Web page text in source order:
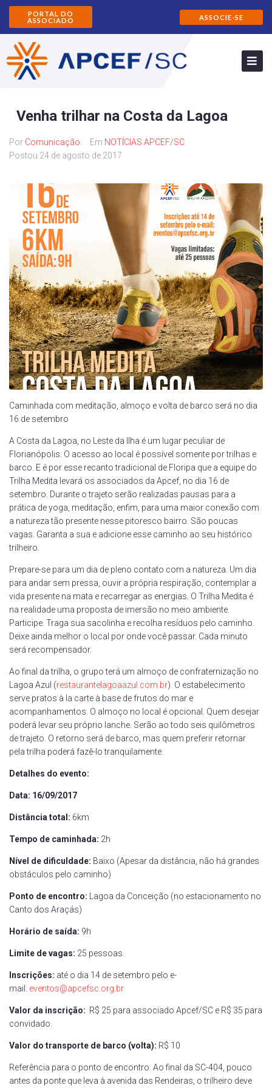
PORTAL DO
ASSOCIADO
ASSOCIE-SE
Venha trilhar na Costa da Lagoa
Por Comunicação Em NOTÍCIAS APCEF/SC
Postou 24 de agosto de 2017
Caminhada com meditação, almoço e volta de barco será no dia
16 de setembro
A Costa da Lagoa, no Leste da Ilha é um lugar peculiar de
Florianópolis. O acesso ao local é possível somente por trilhas e
barco. E é por esse recanto tradicional de Floripa que a equipe do
Trilha Medita levará os associados da Apcef, no dia 16 de
setembro. Durante o trajeto serão realizadas pausas para a
prática de yoga, meditação, enfim, para uma maior conexão com
a natureza tão presente nesse pitoresco bairro. São poucas
vagas. Garanta a sua e adicione esse caminho ao seu histórico
trilheiro.
Prepare-se para um dia de pleno contato com a natureza. Um dia
para andar sem pressa, ouvir a própria respiração, contemplar a
vida presente na mata e recarregar as energias. O Trilha Medita é
na realidade uma proposta de imersão no meio ambiente.
Participe. Traga sua sacolinha e recolha resíduos pelo caminho.
Deixe ainda melhor o local por onde você passar. Cada minuto
será recompensador.
Ao final da trilha, o grupo terá um almoço de confraternização no
Lagoa Azul (restaurantelagoaazul.com.br). O estabelecimento
serve pratos à la carte à base de frutos do mar e
acompanhamentos. O almoço no local é opcional. Quem desejar
poderá levar seu próprio lanche. Serão ao todo seis quilômetros
de trajeto. O retorno será de barco, mas quem preferir retornar
pela trilha poderá fazê-lo tranquilamente.
Detalhes do evento:
Data: 16/09/2017
Distância total: 6km
Tempo de caminhada: 2h
Nível de dificuldade: Baixo (Apesar da distância, não há grandes
obstáculos pelo caminho)
Ponto de encontro: Lagoa da Conceição (no estacionamento no
Canto dos Araçás)
Horário de saída: 9h
Limite de vagas: 25 pessoas.
Inscrições: até o dia 14 de setembro pelo e-
mail: eventos@apcefsc.org.br
Valor da inscrição: R$ 25 para associado Apcef/SC e R$ 35 para
convidado.
Valor do transporte de barco (volta): R$ 10
Referência para o ponto de encontro: Ao final da SC-404, pouco
antes da ponte que leva à avenida das Rendeiras, o trilheiro deve